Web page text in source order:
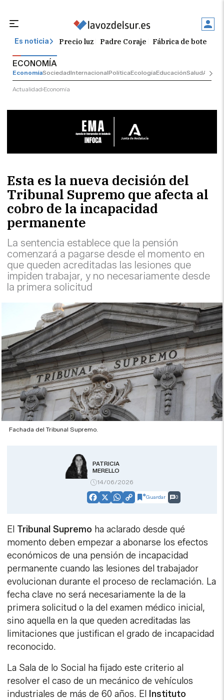
Es noticia Precio luz Padre Coraje Fábrica de botellas
ECONOMÍA
EconomíaSociedadInternacionalPolíticaEcologíaEducaciónSalud
Actualidad Economía
Esta es la nueva decisión del
Tribunal Supremo que afecta al
cobro de la incapacidad
permanente
La sentencia establece que la pensión
comenzará a pagarse desde el momento en
que queden acreditadas las lesiones que
impiden trabajar, y no necesariamente desde
la primera solicitud
Fachada del Tribunal Supremo.
PATRICIA
MERELLO
14/06/2026
Facebook
X WhatsApp
CopyGuardar 0
El Tribunal Supremo ha aclarado desde qué
momento deben empezar a abonarse los efectos
económicos de una pensión de incapacidad
permanente cuando las lesiones del trabajador
evolucionan durante el proceso de reclamación. La
fecha clave no será necesariamente la de la
primera solicitud o la del examen médico inicial,
sino aquella en la que queden acreditadas las
limitaciones que justifican el grado de incapacidad
reconocido.
La Sala de lo Social ha fijado este criterio al
resolver el caso de un mecánico de vehículos
industriales de más de 60 años. El
Instituto